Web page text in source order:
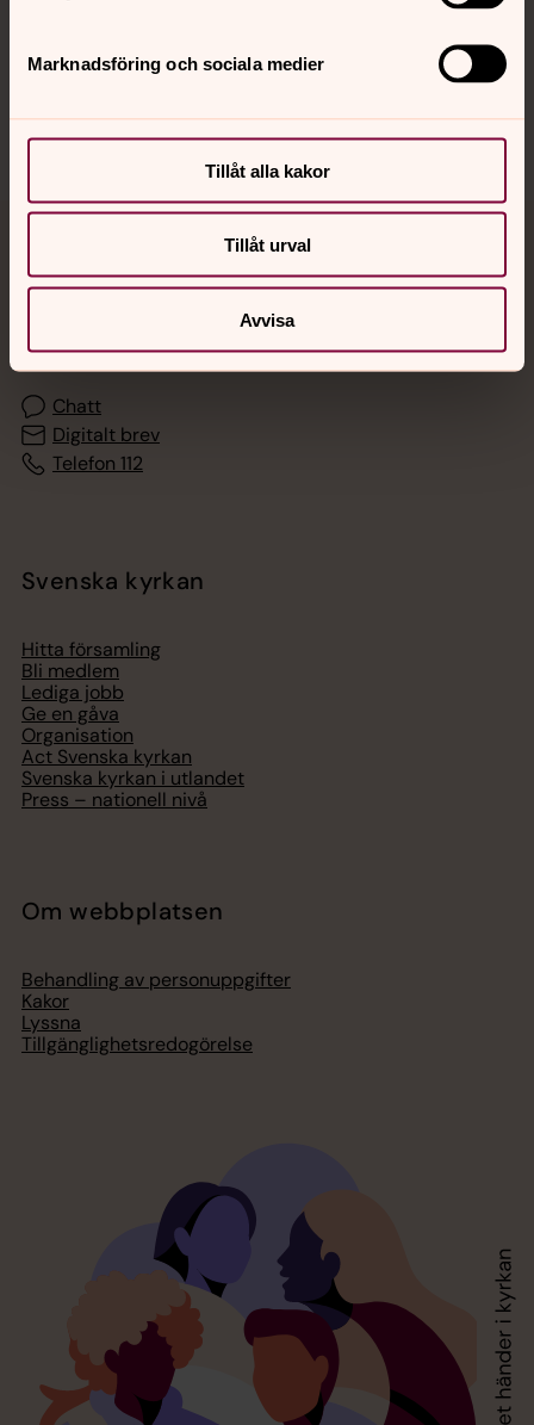
Marknadsföring och sociala medier
Tillåt alla kakor
Tillåt urval
Avvisa
Sociala kanaler
Jourhavande präst
Akut samtals- och krisstöd. Prata eller chatta anonymt
Chatt
Digitalt brev
Telefon 112
Svenska kyrkan
Hitta församling
Bli medlem
Lediga jobb
Ge en gåva
Organisation
Act Svenska kyrkan
Svenska kyrkan i utlandet
Press – nationell nivå
Om webbplatsen
Behandling av personuppgifter
Kakor
Lyssna
Tillgänglighetsredogörelse